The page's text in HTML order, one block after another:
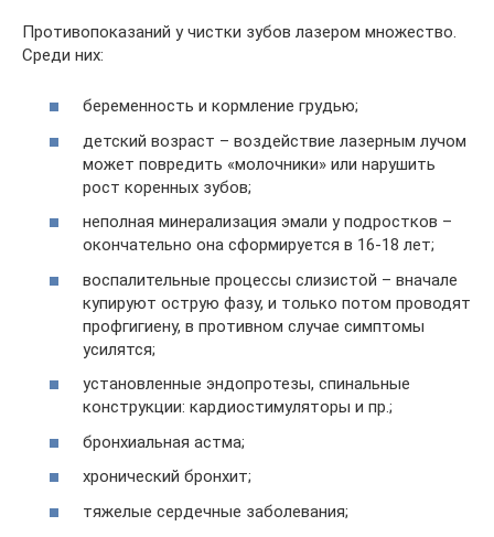
Противопоказаний у чистки зубов лазером множество.
Среди них:
беременность и кормление грудью;
детский возраст – воздействие лазерным лучом
может повредить «молочники» или нарушить
рост коренных зубов;
неполная минерализация эмали у подростков –
окончательно она сформируется в 16-18 лет;
воспалительные процессы слизистой – вначале
купируют острую фазу, и только потом проводят
профгигиену, в противном случае симптомы
усилятся;
установленные эндопротезы, спинальные
конструкции: кардиостимуляторы и пр.;
бронхиальная астма;
хронический бронхит;
тяжелые сердечные заболевания;